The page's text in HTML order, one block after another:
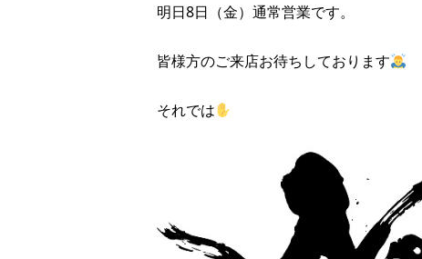
明日8日（金）通常営業です。
皆様方のご来店お待ちしております
それでは